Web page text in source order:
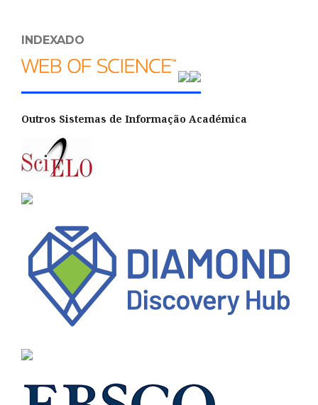
INDEXADO
Outros Sistemas de Informação Académica